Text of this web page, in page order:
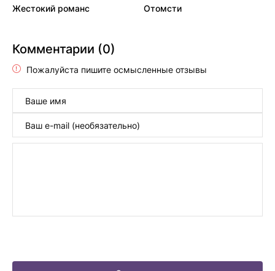
Жестокий романс Отомсти
Комментарии (0)
Пожалуйста пишите осмысленные отзывы